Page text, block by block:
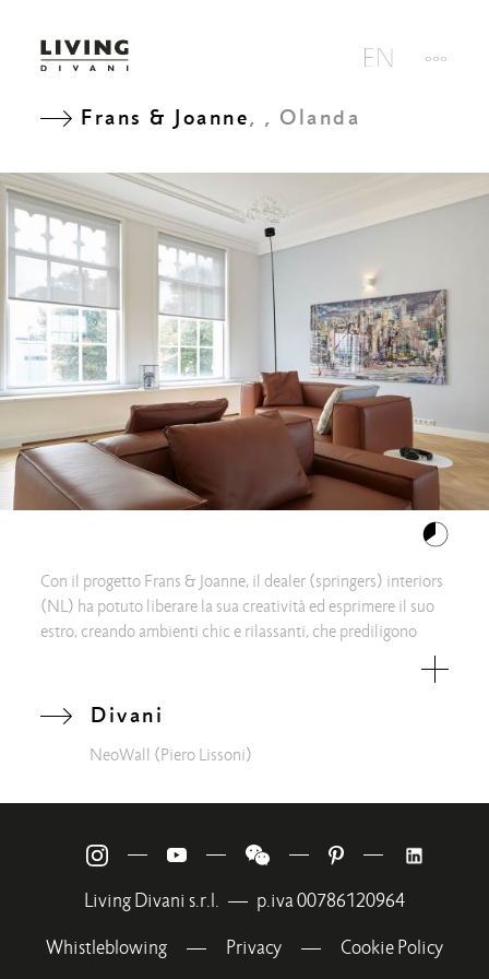
Frans & Joanne, , Olanda
Con il progetto Frans & Joanne, il dealer (springers) interiors
(NL) ha potuto liberare la sua creatività ed esprimere il suo
estro, creando ambienti chic e rilassanti, che prediligono
stanza i moduli del divano NeoWall, proposti nella versione
creare aree di relax, ognuna con le sue peculiarità. Alcune
vetrate, altre invece sono perfette per ascoltare della buona
Divani
NeoWall (Piero Lissoni)
Living Divani s.r.l. — p.iva 00786120964
Whistleblowing — Privacy — Cookie Policy
— — — —